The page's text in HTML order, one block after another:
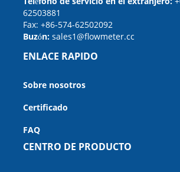
62503881
Fax: +86-574-62502092
Buzón: sales1@flowmeter.cc
ENLACE RAPIDO
Sobre nosotros
Certificado
FAQ
CENTRO DE PRODUCTO